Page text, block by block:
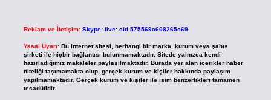
Reklam ve İletişim: Skype: live:.cid.575569c608265c69
Yasal Uyarı: Bu internet sitesi, herhangi bir marka, kurum veya şahıs
şirketi ile hiçbir bağlantısı bulunmamaktadır. Sitede yalnızca kendi
hazırladığımız makaleler paylaşılmaktadır. Burada yer alan içerikler haber
niteliği taşımamakta olup, gerçek kurum ve kişiler hakkında paylaşım
yapılmamaktadır. Gerçek kurum ve kişiler ile isim benzerlikleri tamamen
tesadüfidir.